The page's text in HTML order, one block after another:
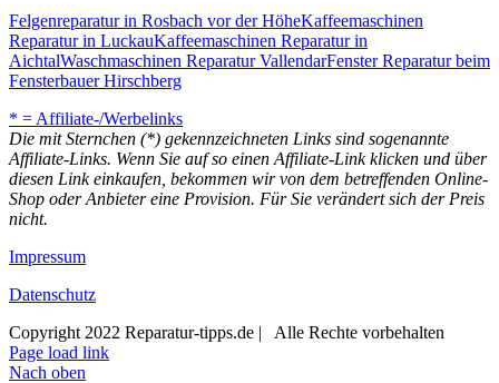
Felgenreparatur in Rosbach vor der HöheKaffeemaschinen
Reparatur in LuckauKaffeemaschinen Reparatur in
AichtalWaschmaschinen Reparatur VallendarFenster Reparatur beim
Fensterbauer Hirschberg
* = Affiliate-/Werbelinks
Die mit Sternchen (*) gekennzeichneten Links sind sogenannte
Affiliate-Links. Wenn Sie auf so einen Affiliate-Link klicken und über
diesen Link einkaufen, bekommen wir von dem betreffenden Online-
Shop oder Anbieter eine Provision. Für Sie verändert sich der Preis
nicht.
Impressum
Datenschutz
Copyright 2022 Reparatur-tipps.de | Alle Rechte vorbehalten
Page load link
Nach oben